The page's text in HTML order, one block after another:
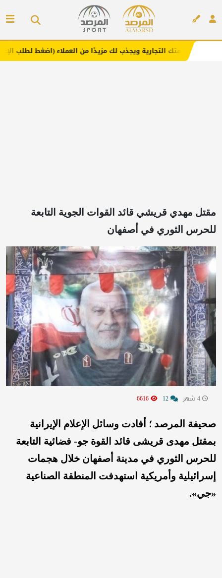
ويجذب لك مزيدًا من العملاء (اضغط لطلب الإعلان)
مقتل مهدي قريشي قائد القوات الجوية التابعة
للحرس الثوري في أصفهان
صحيفة المرصد ؛ أفادت وسائل الإعلام الإيرانية
بمقتل مهدی قریشی قائد القوة جو- فضائية التابعة
للحرس الثوري في مدينة أصفهان خلال هجمات
إسرائيلية وأمريكية استهدفت المنطقة الصناعية
«جي».